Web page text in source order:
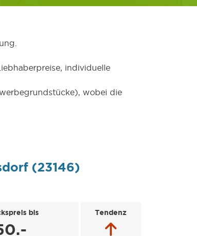
individuelle
wobei die
(23146)
bis Tendenz